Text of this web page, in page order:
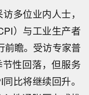
多位业内人士，
）与工业生产者
前瞻。受访专家普
性回落，但服务
比将继续回升。